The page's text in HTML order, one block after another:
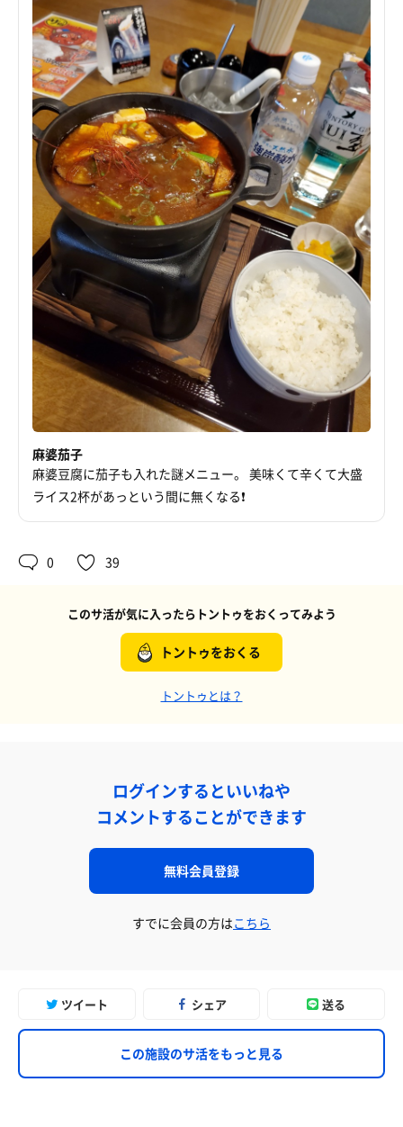
麻婆茄子
麻婆豆腐に茄子も入れた謎メニュー。 美味くて辛くて大盛
ライス2杯があっという間に無くなる❗
0 39
このサ活が気に入ったらトントゥをおくってみよう
トントゥをおくる
トントゥとは？
ログインするといいねや
コメントすることができます
無料会員登録
すでに会員の方はこちら
ツイート シェア 送る
この施設のサ活をもっと見る